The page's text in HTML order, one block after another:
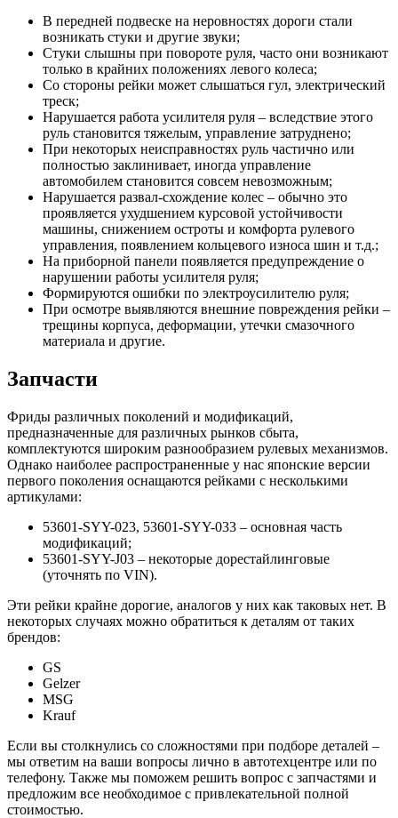
В передней подвеске на неровностях дороги стали
возникать стуки и другие звуки;
Стуки слышны при повороте руля, часто они возникают
только в крайних положениях левого колеса;
Со стороны рейки может слышаться гул, электрический
треск;
Нарушается работа усилителя руля – вследствие этого
руль становится тяжелым, управление затруднено;
При некоторых неисправностях руль частично или
полностью заклинивает, иногда управление
автомобилем становится совсем невозможным;
Нарушается развал-схождение колес – обычно это
проявляется ухудшением курсовой устойчивости
машины, снижением остроты и комфорта рулевого
управления, появлением кольцевого износа шин и т.д.;
На приборной панели появляется предупреждение о
нарушении работы усилителя руля;
Формируются ошибки по электроусилителю руля;
При осмотре выявляются внешние повреждения рейки –
трещины корпуса, деформации, утечки смазочного
материала и другие.
Запчасти
Фриды различных поколений и модификаций,
предназначенные для различных рынков сбыта,
комплектуются широким разнообразием рулевых механизмов.
Однако наиболее распространенные у нас японские версии
первого поколения оснащаются рейками с несколькими
артикулами:
53601-SYY-023, 53601-SYY-033 – основная часть
модификаций;
53601-SYY-J03 – некоторые дорестайлинговые
(уточнять по VIN).
Эти рейки крайне дорогие, аналогов у них как таковых нет. В
некоторых случаях можно обратиться к деталям от таких
брендов:
GS
Gelzer
MSG
Krauf
Если вы столкнулись со сложностями при подборе деталей –
мы ответим на ваши вопросы лично в автотехцентре или по
телефону. Также мы поможем решить вопрос с запчастями и
предложим все необходимое с привлекательной полной
стоимостью.